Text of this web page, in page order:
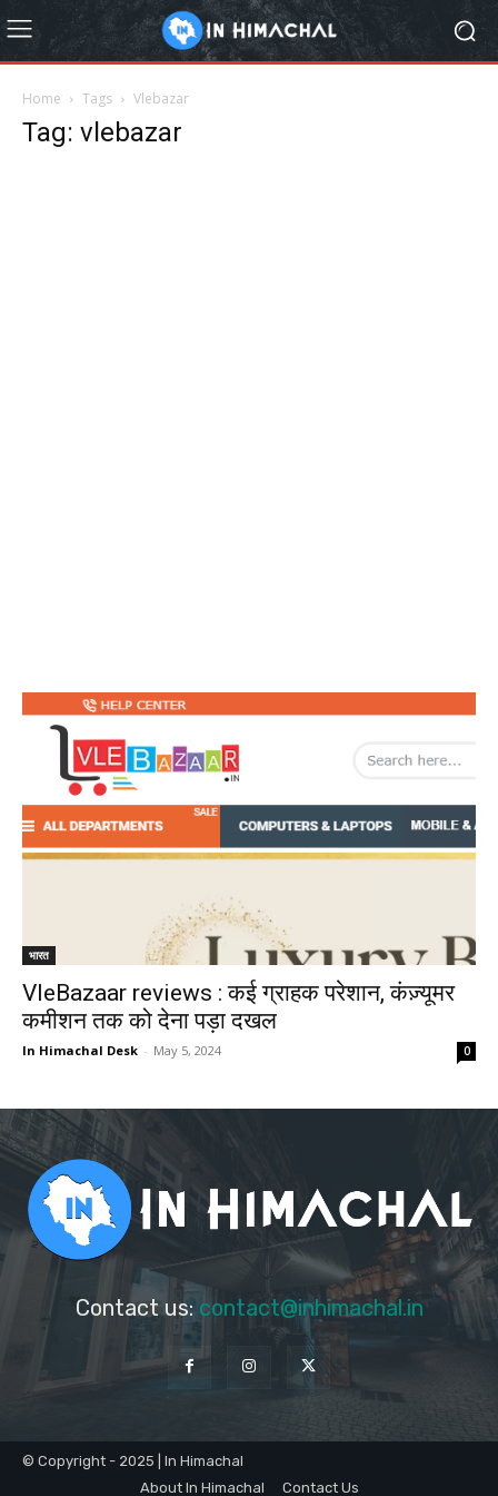
Home Tags Vlebazar
Tag: vlebazar
भारत
VleBazaar reviews : कई ग्राहक परेशान, कंज़्यूमर
कमीशन तक को देना पड़ा दखल
In Himachal Desk - May 5, 2024 0
Contact us: contact@inhimachal.in
© Copyright - 2025 | In Himachal
About In Himachal
Contact Us